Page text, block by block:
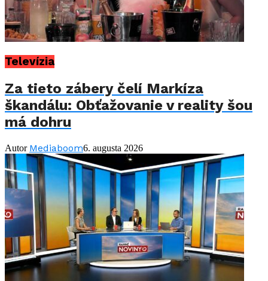
Televízia
Za tieto zábery čelí Markíza
škandálu: Obťažovanie v reality šou
má dohru
Autor Mediaboom6. augusta 2026